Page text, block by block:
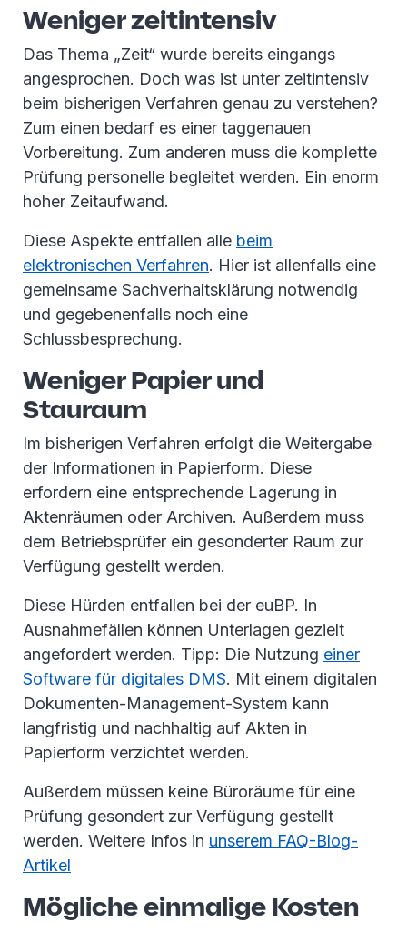
Weniger zeitintensiv
Das Thema „Zeit“ wurde bereits eingangs
angesprochen. Doch was ist unter zeitintensiv
beim bisherigen Verfahren genau zu verstehen?
Zum einen bedarf es einer taggenauen
Vorbereitung. Zum anderen muss die komplette
Prüfung personelle begleitet werden. Ein enorm
hoher Zeitaufwand.
Diese Aspekte entfallen alle beim
elektronischen Verfahren. Hier ist allenfalls eine
gemeinsame Sachverhaltsklärung notwendig
und gegebenenfalls noch eine
Schlussbesprechung.
Weniger Papier und
Stauraum
Im bisherigen Verfahren erfolgt die Weitergabe
der Informationen in Papierform. Diese
erfordern eine entsprechende Lagerung in
Aktenräumen oder Archiven. Außerdem muss
dem Betriebsprüfer ein gesonderter Raum zur
Verfügung gestellt werden.
Diese Hürden entfallen bei der euBP. In
Ausnahmefällen können Unterlagen gezielt
angefordert werden. Tipp: Die Nutzung einer
Software für digitales DMS. Mit einem digitalen
Dokumenten-Management-System kann
langfristig und nachhaltig auf Akten in
Papierform verzichtet werden.
Außerdem müssen keine Büroräume für eine
Prüfung gesondert zur Verfügung gestellt
werden. Weitere Infos in unserem FAQ-Blog-
Artikel
Mögliche einmalige Kosten